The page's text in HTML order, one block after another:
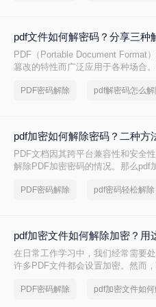
pdf文件如何解密码？分享三种
PDF（Portable Document Format
篡改的特性而广泛应用于各种场合
细介绍几种方法来解除PDF文件的
PDF密码解除 pdf解密码怎么解
pdf加密如何解除密码？二种方
PDF文档因其跨平台兼容性和安全
解除PDF加密密码的情况。那么pdf
PDF密码解除 pdf密码轻松解除
pdf加密文件如何解除加密？用
在日常工作学习中，我们经常需要
许多PDF文件都会设置加密。然而
景。
PDF密码解除 pdf加密文件如